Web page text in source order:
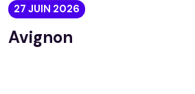
27 JUIN 2026
Avignon